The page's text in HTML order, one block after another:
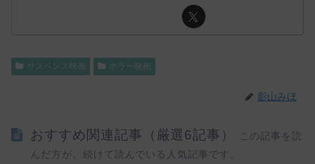
サスペンス映画 ホラー映画
影山みほ
おすすめ関連記事（厳選6記事）
この記事を読
んだ方が、続けて読んでいる人気記事です。